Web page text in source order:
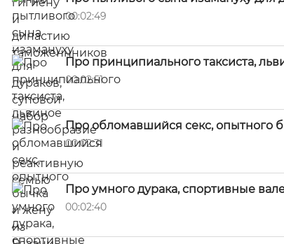
00:02:49
Про принципиального таксиста,
00:02:51
Про обломавшийся секс, опытного
00:02:31
Про умного дурака, спортивные
00:02:40